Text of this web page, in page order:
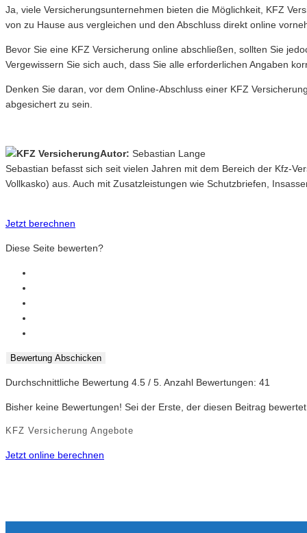
Ja, viele Versicherungsunternehmen bieten die Möglichkeit, KFZ
von zu Hause aus vergleichen und den Abschluss direkt online
Bevor Sie eine KFZ Versicherung online abschließen, sollten Sie
Vergewissern Sie sich auch, dass Sie alle erforderlichen Angaben
Denken Sie daran, vor dem Online-Abschluss einer KFZ
abgesichert zu sein.
Autor: Sebastian Lange
Sebastian befasst sich seit vielen Jahren mit dem Bereich der Kfz-
Vollkasko) aus. Auch mit Zusatzleistungen wie Schutzbriefen,
Jetzt berechnen
Diese Seite bewerten?
Bewertung Abschicken
Durchschnittliche Bewertung 4.5 / 5. Anzahl Bewertungen: 41
Bisher keine Bewertungen! Sei der Erste, der diesen Beitrag
KFZ Versicherung Angebote
Jetzt online berechnen